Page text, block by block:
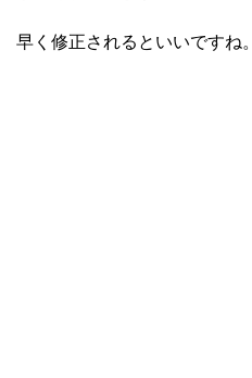
早く修正されるといいですね。